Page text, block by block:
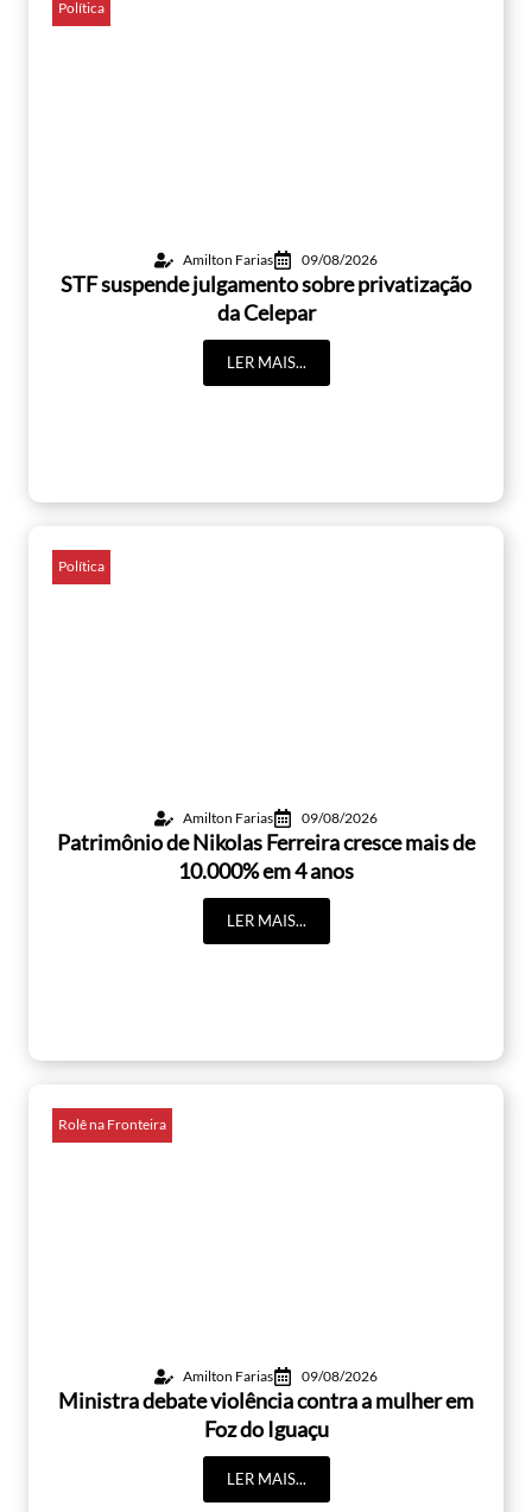
Política
Amilton Farias 09/08/2026
STF suspende julgamento sobre privatização
da Celepar
LER MAIS...
Política
Amilton Farias 09/08/2026
Patrimônio de Nikolas Ferreira cresce mais de
10.000% em 4 anos
LER MAIS...
Rolê na Fronteira
Amilton Farias 09/08/2026
Ministra debate violência contra a mulher em
Foz do Iguaçu
LER MAIS...